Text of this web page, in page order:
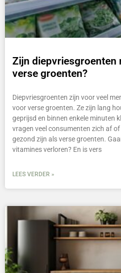
Zijn diepvriesgroenten
verse groenten?
Diepvriesgroenten zijn voor veel
voor verse groenten. Ze zijn lang
geprijsd en binnen enkele minuten
vragen veel consumenten zich af
gezond zijn als verse groenten.
vitamines verloren? En is vers
LEES VERDER »